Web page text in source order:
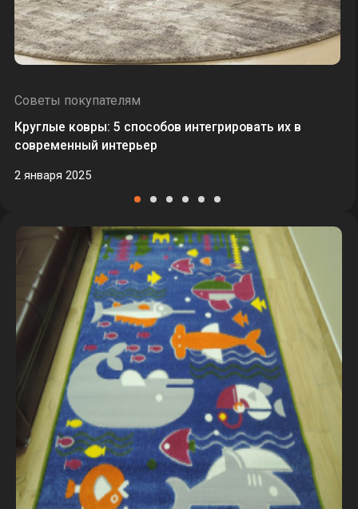
Советы покупателям
2 января 2025
Круглые ковры: 5 способов интегрировать их в
современный интерьер